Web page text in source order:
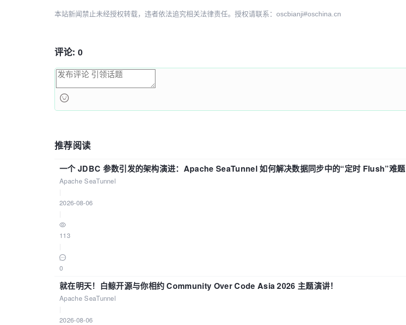
ee2a6d85
chore: v3.4.12
本站新闻禁止未经授权转载，违者依法追究相关法律责任。授权请联系：oscbianji#oschina.cn
评论: 0
推荐阅读
一个 JDBC 参数引发的架构演进：Apache SeaTunnel 如何解决数据同步中的“定时 Flush”难题
Apache SeaTunnel
2026-08-06
113
0
就在明天！白鲸开源与你相约 Community Over Code Asia 2026 主题演讲！
Apache SeaTunnel
2026-08-06